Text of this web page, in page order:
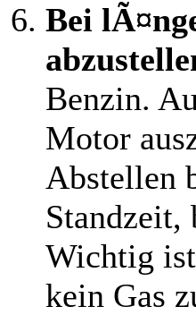
Bei
Benzin.
Motor
Abstellen
Standzeit,
Wichtig
kein Gas